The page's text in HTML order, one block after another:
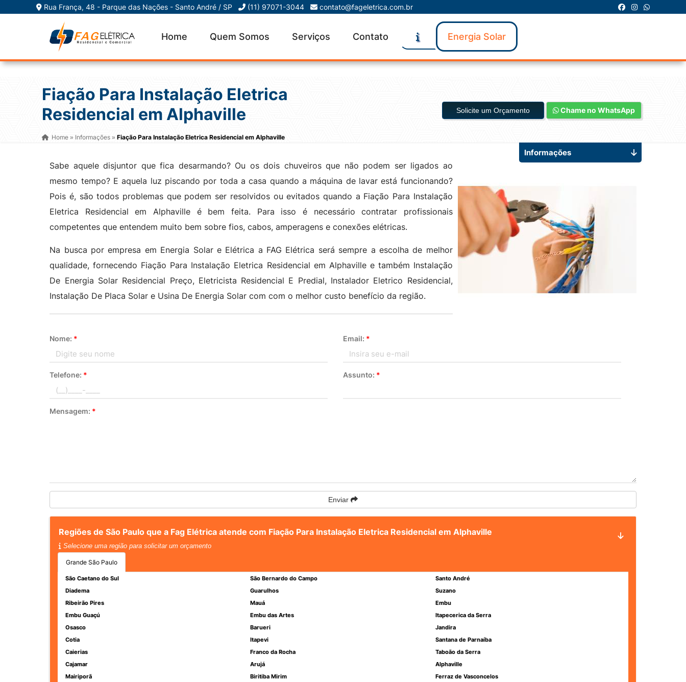
Rua França, 48 - Parque das Nações - Santo André / SP (11) 97071-3044 contato@fageletrica.com.br
Home Quem Somos Serviços Contato Energia Solar
Fiação Para Instalação Eletrica
Residencial em Alphaville
Home » Informações » Fiação Para Instalação Eletrica Residencial em Alphaville
Solicite um Orçamento Chame no WhatsApp
Sabe aquele disjuntor que fica desarmando? Ou os dois chuveiros que não podem ser ligados ao
mesmo tempo? E aquela luz piscando por toda a casa quando a máquina de lavar está funcionando?
Pois é, são todos problemas que podem ser resolvidos ou evitados quando a Fiação Para Instalação
Eletrica Residencial em Alphaville é bem feita. Para isso é necessário contratar profissionais
competentes que entendem muito bem sobre fios, cabos, amperagens e conexões elétricas.
Na busca por empresa em Energia Solar e Elétrica a FAG Elétrica será sempre a escolha de melhor
qualidade, fornecendo Fiação Para Instalação Eletrica Residencial em Alphaville e também Instalação
De Energia Solar Residencial Preço, Eletricista Residencial E Predial, Instalador Eletrico Residencial,
Instalação De Placa Solar e Usina De Energia Solar com com o melhor custo benefício da região.
Nome: * Email: *
Telefone: * Assunto: *
Mensagem: *
Enviar
Regiões de São Paulo que a Fag Elétrica atende com Fiação Para Instalação Eletrica Residencial em Alphaville
Selecione uma região para solicitar um orçamento
Grande São Paulo
São Caetano do Sul São Bernardo do Campo
Santo André
Diadema
Guarulhos
Suzano
Ribeirão Pires
Mauá
Embu
Embu Guaçú
Embu das Artes
Itapecerica da Serra
Osasco
Barueri
Jandira
Cotia
Itapevi
Santana de Parnaíba
Caierias
Franco da Rocha
Taboão da Serra
Cajamar
Arujá
Alphaville
Mairiporã
Biritiba Mirim
Ferraz de Vasconcelos
Informações